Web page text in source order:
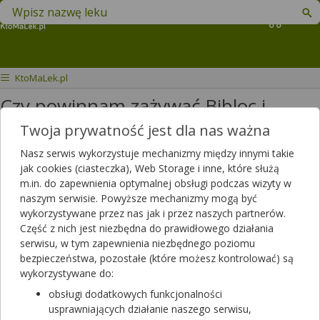
Koszyk
Znajdź lek w swojej okolicy
KtoMaLek.pl
Czy powinnam zażywać Bibloc i
Noliprel Forte o tej samej porze dnia?
Czy powinnam zażywać Bibloc i
Noliprel forte o tej samej porze
dnia? Jeden lek razem z drugim?
Dotyczy ulotkiNoliprel Forte
Dotyczy:Kobieta, 48 lat
Twoja prywatność jest dla nas ważna
Nasz serwis wykorzystuje mechanizmy między innymi takie
jak cookies (ciasteczka), Web Storage i inne, które służą
m.in. do zapewnienia optymalnej obsługi podczas wizyty w
naszym serwisie. Powyższe mechanizmy mogą być
wykorzystywane przez nas jak i przez naszych partnerów.
Część z nich jest niezbędna do prawidłowego działania
serwisu, w tym zapewnienia niezbędnego poziomu
bezpieczeństwa, pozostałe (które możesz kontrolować) są
wykorzystywane do:
obsługi dodatkowych funkcjonalności
usprawniających działanie naszego serwisu,